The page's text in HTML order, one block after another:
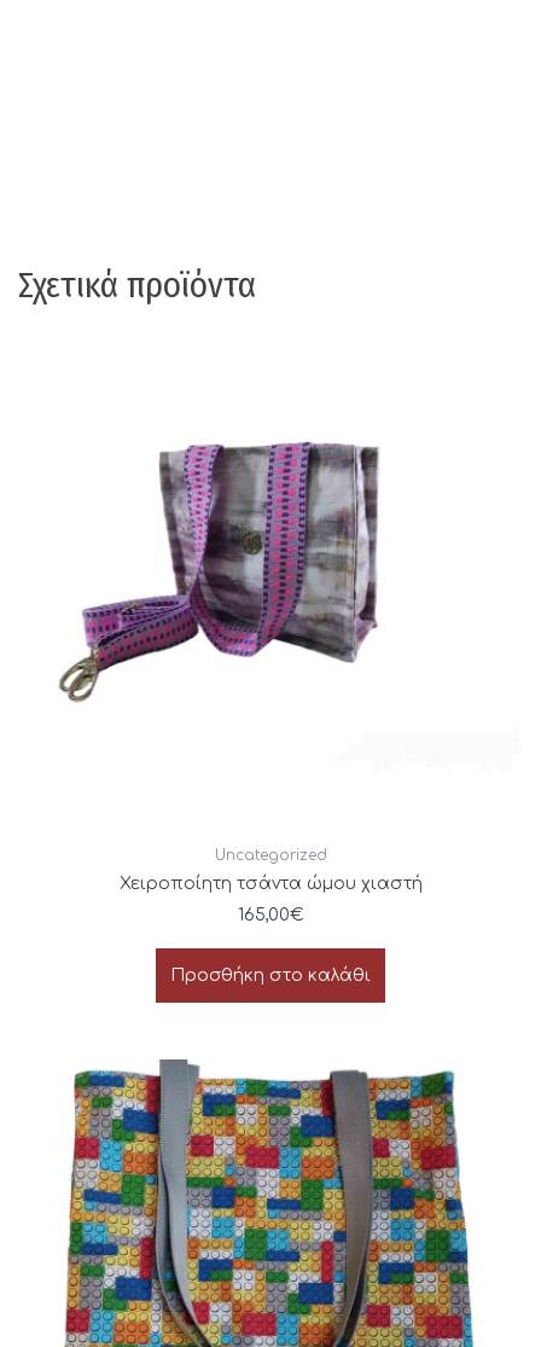
Σχετικά προϊόντα
Uncategorized
Χειροποίητη τσάντα ώμου χιαστή
165,00€
Προσθήκη στο καλάθι